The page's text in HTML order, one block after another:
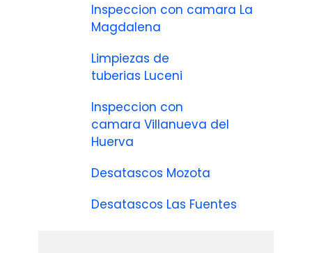
Inspeccion con camara La
Magdalena
Limpiezas de
tuberias Luceni
Inspeccion con
camara Villanueva del
Huerva
Desatascos Mozota
Desatascos Las Fuentes